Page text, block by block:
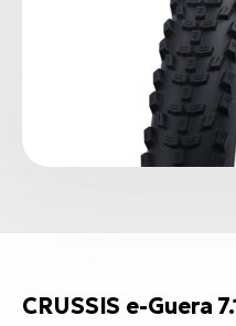
CRUSSIS e-Guera